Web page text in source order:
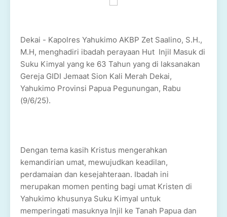
Dekai - Kapolres Yahukimo AKBP Zet Saalino, S.H.,
M.H, menghadiri ibadah perayaan Hut Injil Masuk di
Suku Kimyal yang ke 63 Tahun yang di laksanakan
Gereja GIDI Jemaat Sion Kali Merah Dekai,
Yahukimo Provinsi Papua Pegunungan, Rabu
(9/6/25).
Dengan tema kasih Kristus mengerahkan
kemandirian umat, mewujudkan keadilan,
perdamaian dan kesejahteraan. Ibadah ini
merupakan momen penting bagi umat Kristen di
Yahukimo khusunya Suku Kimyal untuk
memperingati masuknya Injil ke Tanah Papua dan